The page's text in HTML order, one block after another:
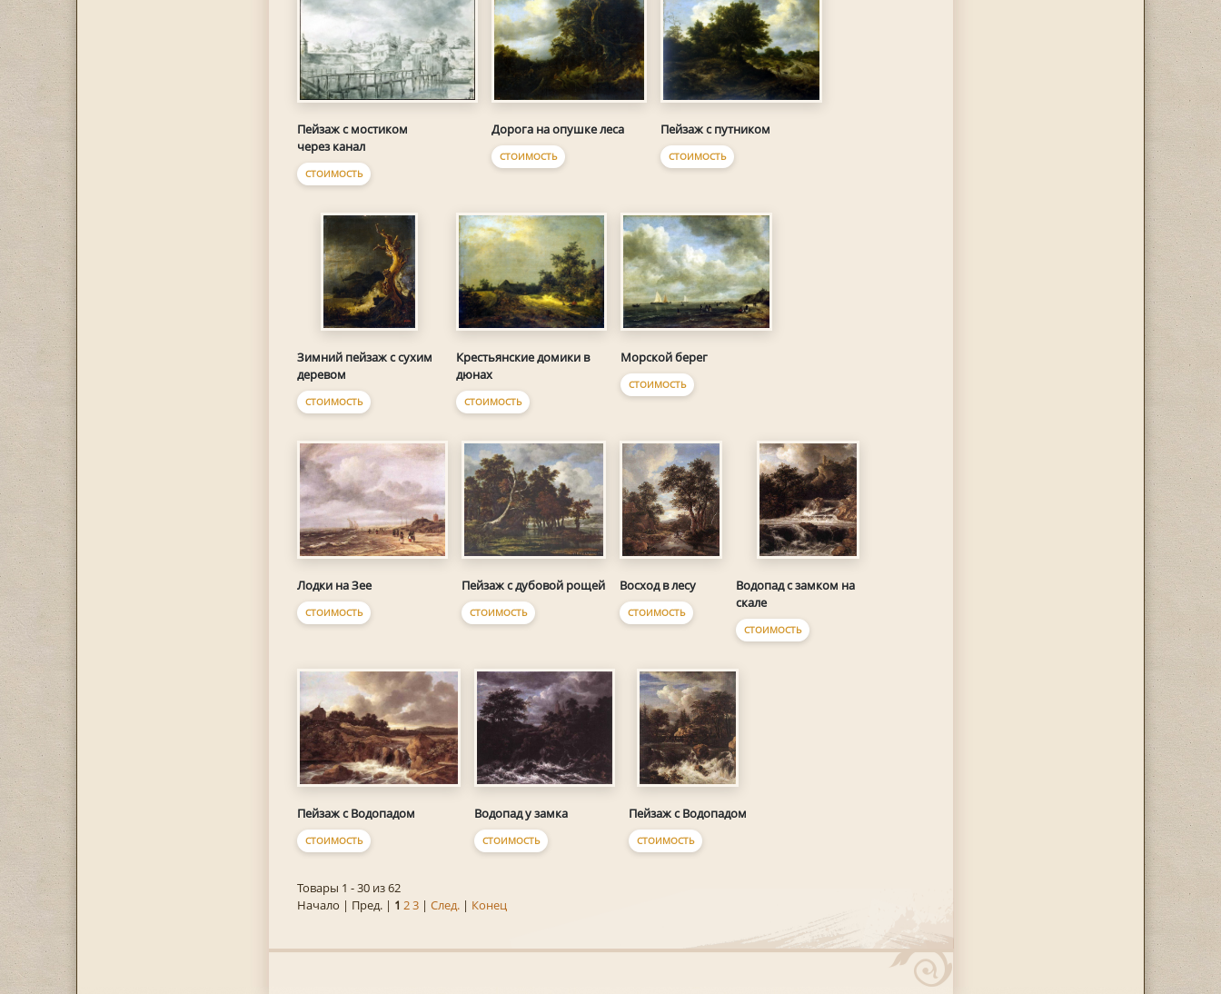
Пейзаж с мостиком
через канал
СТОИМОСТЬ
Дорога на опушке леса
СТОИМОСТЬ
Пейзаж с путником
СТОИМОСТЬ
Зимний пейзаж с сухим
деревом
СТОИМОСТЬ
Крестьянские домики в
дюнах
СТОИМОСТЬ
Морской берег
СТОИМОСТЬ
Лодки на Зее
СТОИМОСТЬ
Пейзаж с дубовой рощей
СТОИМОСТЬ
Восход в лесу
СТОИМОСТЬ
Водопад с замком на
скале
СТОИМОСТЬ
Пейзаж с Водопадом
СТОИМОСТЬ
Водопад у замка
СТОИМОСТЬ
Пейзаж с Водопадом
СТОИМОСТЬ
Товары 1 - 30 из 62
Начало | Пред. | 1 23| След.| Конец